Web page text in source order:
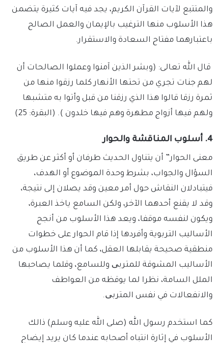
والمتتبع لآيات القرآن الكريم، يجد فيه آيات كثيرة يتضمن
هذا الأسلوب منها الترغيب بالإيمان والعمل الصالح
باعتبارهما مفتاح السعادة والاستقرار.
قال الله تعالى: (وبشر الذين آمنوا وعملوا الصالحات أن
لهم جنات تجري من تحتها الأنهار كلما رزقوا منها من
ثمرة رزقا قالوا هذا الذي رزقنا من قبل وأتوا به متشبها
ولهم فيها أزواج مطهرة وهم فيها خلدون ). (البقرة: 25)
4. أسلوب المناقشة والحوار
معنى الحوار” أن يتناول الحديث طرفان أو أكثر عن طريق
السؤال والجواب، بشرط وحدة الموضوع أو الهدف،
فيتبادلان النقاش حول أمر معين وقد يصلان إلى نتيجة،
وقد لا يقنع أحدهما الآخر، ولكن السامع ياخذ العبرة،
ويكون لنفسه موقفا، ويعد هذا الأسلوب من أنجح
الأساليب التربوية وأفردها إذا قام الحوار على خطوات
منطقية صحيحة يقابلها العقل، كما أن هذا الأسلوب من
الأساليب المشوقة للمتربی وللسامع، وقلما يصاحبها
الملل السامة، نظرا لما يوقظه من العواطف
والانفعالات في نفس المتربی.
كما استخدم رسول الله (صلى الله عليه وسلم) ذالك
الأسلوب في إثارة انتباه أصحابه عندما كان يريد إيضاح